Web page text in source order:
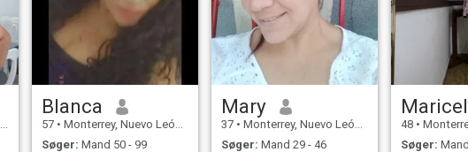
Blanca
57 • Monterrey, Nuevo León, Mexico
Søger: Mand 50 - 99
Mary
37 • Monterrey, Nuevo León, Mexico
Søger: Mand 29 - 46
48 • Monterrey,
Søger: